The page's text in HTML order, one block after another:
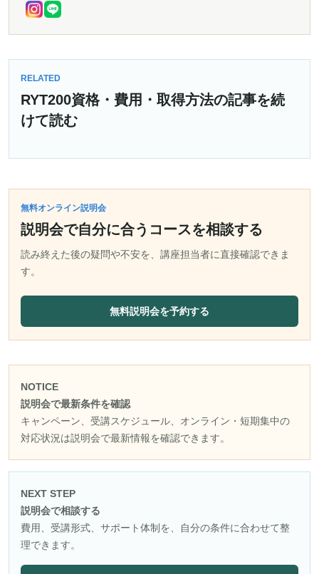
RELATED
RYT200資格・費用・取得方法の記事を続
けて読む
無料オンライン説明会
説明会で自分に合うコースを相談する
読み終えた後の疑問や不安を、講座担当者に直接確認できま
す。
無料説明会を予約する
NOTICE
説明会で最新条件を確認
キャンペーン、受講スケジュール、オンライン・短期集中の
対応状況は説明会で最新情報を確認できます。
NEXT STEP
説明会で相談する
費用、受講形式、サポート体制を、自分の条件に合わせて整
理できます。